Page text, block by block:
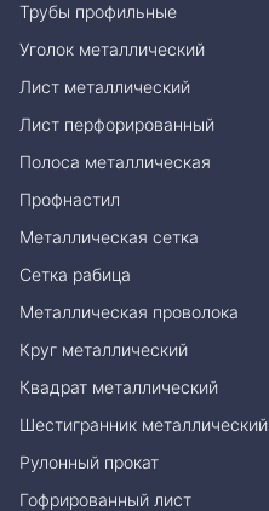
Трубы профильные
Уголок металлический
Лист металлический
Лист перфорированный
Полоса металлическая
Профнастил
Металлическая сетка
Сетка рабица
Металлическая проволока
Круг металлический
Квадрат металлический
Шестигранник металлический
Рулонный прокат
Гофрированный лист